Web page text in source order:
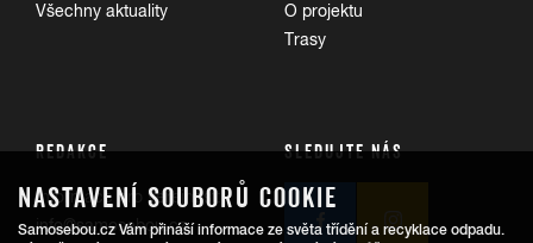
Všechny aktuality
O projektu
Trasy
REDAKCE
Informace pro veřejnost:
info@samosebou.cz
SLEDUJTE NÁS
NASTAVENÍ SOUBORŮ COOKIE
Samosebou.cz Vám přináší informace ze světa třídění a recyklace odpadu.